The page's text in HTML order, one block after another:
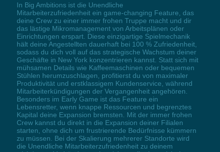
In Big Ambitions ist die Unendliche
Mitarbeiterzufriedenheit ein game-changing Feature, das
deine Crew zu einer immer frohen Truppe macht und dir
das lästige Mikromanagement von Arbeitsplänen oder
Einrichtungen erspart. Diese einzigartige Spielmechanik
hält deine Angestellten dauerhaft bei 100 % Zufriedenheit,
sodass du dich voll auf das strategische Wachstum deiner
Geschäfte in New York konzentrieren kannst. Statt sich mit
mühsamen Details wie Kaffeemaschinen oder bequemen
Stühlen herumzuschlagen, profitierst du von maximaler
Produktivität und erstklassigem Kundenservice, während
Mitarbeiterkündigungen der Vergangenheit angehören.
Besonders im Early Game ist das Feature ein
Lebensretter, wenn knappe Ressourcen und begrenztes
Kapital deine Expansion bremsten. Mit der immer frohen
Crew kannst du direkt in die Expansion deiner Filialen
starten, ohne dich um frustrierende Bedürfnisse kümmern
zu müssen. Bei der Skalierung mehrerer Standorte wird
die Unendliche Mitarbeiterzufriedenheit zu deinem